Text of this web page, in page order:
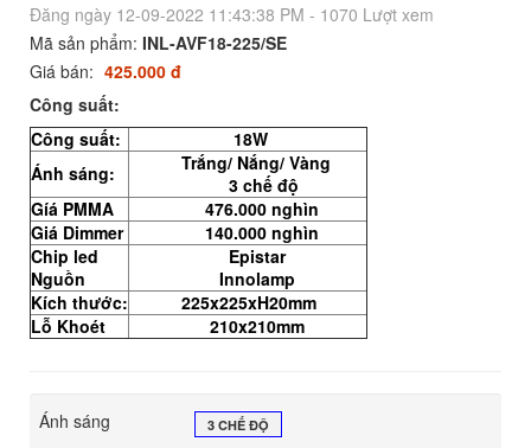
Đăng ngày 12-09-2022 11:43:38 PM - 1070 Lượt xem
Mã sản phẩm: INL-AVF18-225/SE
Giá bán: 425.000 đ
Công suất:
Công suất:
18W
Ánh sáng:
Trắng/ Nắng/ Vàng
3 chế độ
Gíá PMMA
476.000 nghìn
Giá Dimmer
140.000 nghìn
Chip led
Nguồn
Epistar
Innolamp
Kích thước: 225x225xH20mm
Lỗ Khoét
210x210mm
Ánh sáng 3 CHẾ ĐỘ